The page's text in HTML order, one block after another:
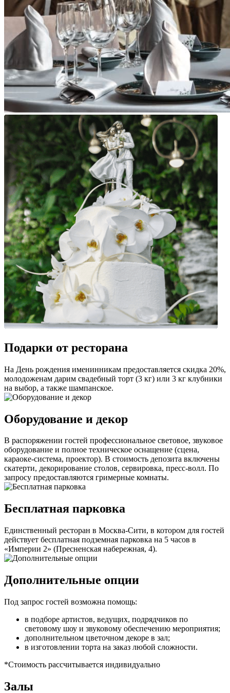
Подарки от ресторана
На День рождения именинникам предоставляется скидка 20%,
молодоженам дарим свадебный торт (3 кг) или 3 кг клубники
на выбор, а также шампанское.
Оборудование и декор
В распоряжении гостей профессиональное световое, звуковое
оборудование и полное техническое оснащение (сцена,
караоке-система, проектор). В стоимость депозита включены
скатерти, декорирование столов, сервировка, пресс-волл. По
запросу предоставляются гримерные комнаты.
Бесплатная парковка
Единственный ресторан в Москва-Сити, в котором для гостей
действует бесплатная подземная парковка на 5 часов в
«Империи 2» (Пресненская набережная, 4).
Дополнительные опции
Под запрос гостей возможна помощь:
в подборе артистов, ведущих, подрядчиков по
световому шоу и звуковому обеспечению мероприятия;
дополнительном цветочном декоре в зал;
в изготовлении торта на заказ любой сложности.
*Стоимость рассчитывается индивидуально
Залы